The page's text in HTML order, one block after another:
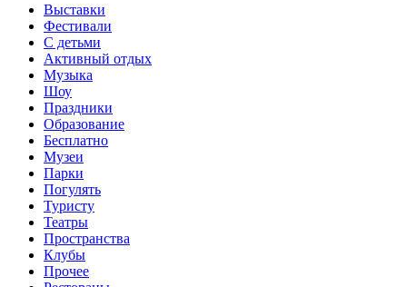
Выставки
Фестивали
С детьми
Активный отдых
Музыка
Шоу
Праздники
Образование
Бесплатно
Музеи
Парки
Погулять
Туристу
Театры
Пространства
Клубы
Прочее